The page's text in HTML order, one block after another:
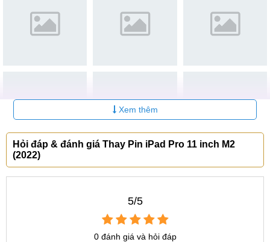
cùng khắt khe, đảm bảo sự tương thích và đạt chuẩn như
Pin gốc của iPad Pro 11 inch M2 (2022). Khi lựa chọn sử
hãng thường đắt đỏ và không có sẵn để thay thế so với các
Thay Pin linh kiện
Pin linh kiện được người dùng lựa chọn sử dụng khá nhiều,
vì có mức giá phải chăng và dễ dàng tìm thấy tại các cửa
Xem thêm
Hỏi đáp & đánh giá Thay Pin iPad Pro 11 inch M2
(2022)
5/5
0 đánh giá và hỏi đáp